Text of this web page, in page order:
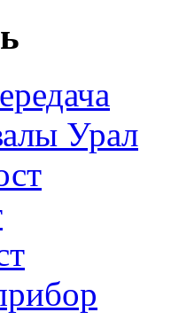
Урал